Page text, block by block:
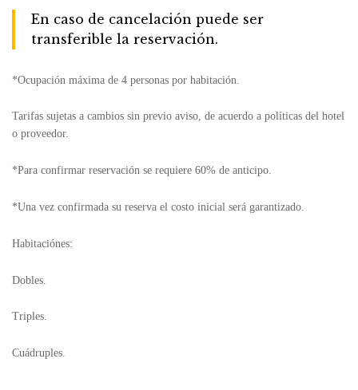
En caso de cancelación puede ser
transferible la reservación.
*Ocupación máxima de 4 personas por habitación.
Tarifas sujetas a cambios sin previo aviso, de acuerdo a políticas del hotel
o proveedor.
*Para confirmar reservación se requiere 60% de anticipo.
*Una vez confirmada su reserva el costo inicial será garantizado.
Habitaciónes:
Dobles.
Triples.
Cuádruples.